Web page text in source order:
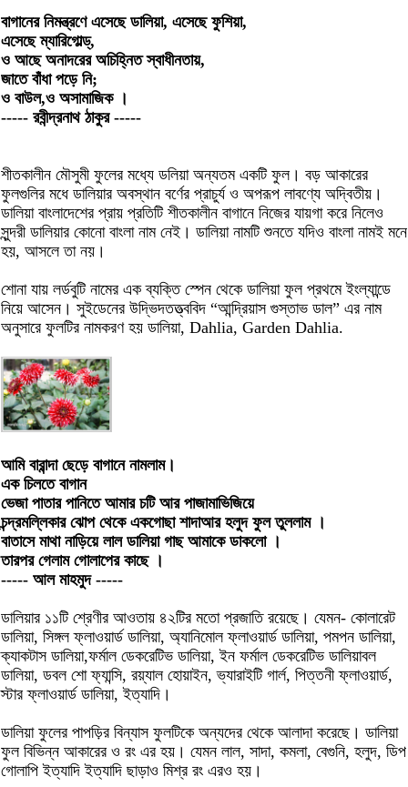
বাগানের নিমন্ত্রণে এসেছে ডালিয়া, এসেছে ফুশিয়া,
এসেছে ম্যারিগোল্ড্‌,
ও আছে অনাদরের অচিহ্নিত স্বাধীনতায়,
জাতে বাঁধা পড়ে নি;
ও বাউল,ও অসামাজিক ।
----- রবীন্দ্রনাথ ঠাকুর -----
শীতকালীন মৌসুমী ফুলের মধ্যে ডলিয়া অন্যতম একটি ফুল। বড় আকারের
ফুলগুলির মধে ডালিয়ার অবস্থান বর্ণের প্রাচুর্য ও অপরূপ লাবণ্যে অদ্বিতীয়।
ডালিয়া বাংলাদেশের প্রায় প্রতিটি শীতকালীন বাগানে নিজের যায়গা করে নিলেও
সুন্দরী ডালিয়ার কোনো বাংলা নাম নেই। ডালিয়া নামটি শুনতে যদিও বাংলা নামই মনে
হয়, আসলে তা নয়।
শোনা যায় লর্ডবুটি নামের এক ব্যক্তি স্পেন থেকে ডালিয়া ফুল প্রথমে ইংল্যান্ডে
নিয়ে আসেন। সুইডেনের উদ্ভিদতত্ত্ববিদ “আন্দ্রিয়াস গুস্তাভ ডাল” এর নাম
অনুসারে ফুলটির নামকরণ হয় ডালিয়া, Dahlia, Garden Dahlia.
আমি বারান্দা ছেড়ে বাগানে নামলাম।
এক চিলতে বাগান
ভেজা পাতার পানিতে আমার চটি আর পাজামাভিজিয়ে
চন্দ্রমল্লিকার ঝোপ থেকে একগোছা শাদাআর হলুদ ফুল তুললাম ।
বাতাসে মাথা নাড়িয়ে লাল ডালিয়া গাছ আমাকে ডাকলো ।
তারপর গেলাম গোলাপের কাছে ।
----- আল মাহমুদ -----
ডালিয়ার ১১টি শ্রেণীর আওতায় ৪২টির মতো প্রজাতি রয়েছে। যেমন- কোলারেট
ডালিয়া, সিঙ্গল ফ্লাওয়ার্ড ডালিয়া, অ্যানিমোল ফ্লাওয়ার্ড ডালিয়া, পমপন ডালিয়া,
ক্যাকটাস ডালিয়া,ফর্মাল ডেকরেটিভ ডালিয়া, ইন ফর্মাল ডেকরেটিভ ডালিয়াবল
ডালিয়া, ডবল শো ফ্যান্সি, রয়্যাল হোয়াইন, ভ্যারাইটি গার্ল, পিত্তনী ফ্লাওয়ার্ড,
স্টার ফ্লাওয়ার্ড ডালিয়া, ইত্যাদি।
ডালিয়া ফুলের পাপড়ির বিন্যাস ফুলটিকে অন্যদের থেকে আলাদা করেছে। ডালিয়া
ফুল বিভিন্ন আকারের ও রং এর হয়। যেমন লাল, সাদা, কমলা, বেগুনি, হলুদ, ডিপ
গোলাপি ইত্যাদি ইত্যাদি ছাড়াও মিশ্র রং এরও হয়।